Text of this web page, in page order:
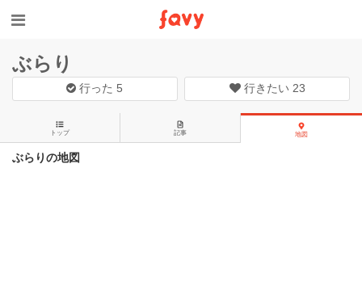
ぶらり
行った 5 行きたい 23
トップ 記事 地図
ぶらりの地図